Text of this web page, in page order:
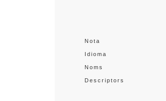
Nota
Idioma
Noms
Descriptors